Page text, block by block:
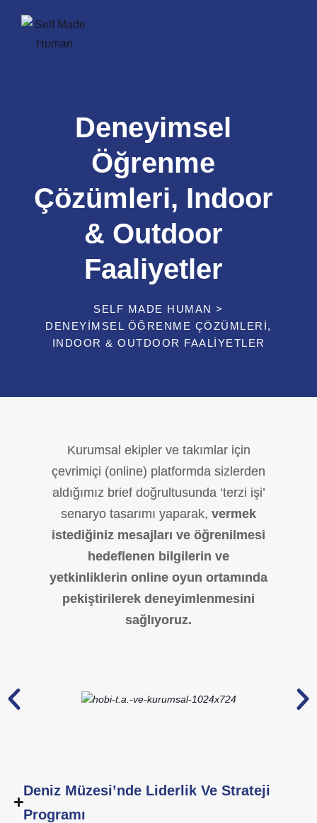
Deneyimsel
Öğrenme
Çözümleri, Indoor
& Outdoor
Faaliyetler
SELF MADE HUMAN >
DENEYIMSEL ÖĞRENME ÇÖZÜMLERI,
INDOOR & OUTDOOR FAALIYETLER
Kurumsal ekipler ve takımlar için
çevrimiçi (online) platformda sizlerden
aldığımız brief doğrultusunda ‘terzi işi’
senaryo tasarımı yaparak, vermek
istediğiniz mesajları ve öğrenilmesi
hedeflenen bilgilerin ve
yetkinliklerin online oyun ortamında
pekiştirilerek deneyimlenmesini
sağlıyoruz.
Deniz Müzesi’nde Liderlik Ve Strateji
Programı